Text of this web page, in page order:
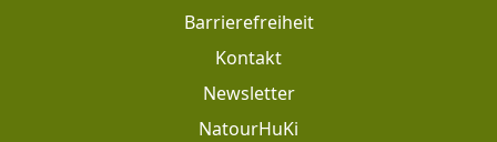
Footer: Meta Navigation
Barrierefreiheit
Kontakt
Newsletter
NatourHuKi